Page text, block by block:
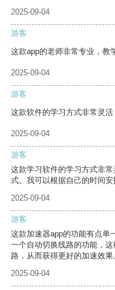
2025-09-04
游客
这款app的老师非常专业，教
2025-09-04
游客
这款软件的学习方式非常灵活
2025-09-04
游客
这款学习软件的学习方式非
式。我可以根据自己的时间安
2025-09-04
游客
这款加速器app的功能有点单
一个自动切换线路的功能，
路，从而获得更好的加速效果
2025-09-04